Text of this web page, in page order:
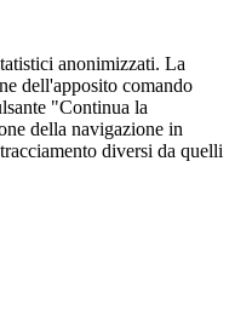
anonimizzati. La
dell'apposito comando
"Continua la
della navigazione in
diversi da quelli